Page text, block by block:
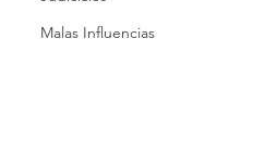
Malas Influencias